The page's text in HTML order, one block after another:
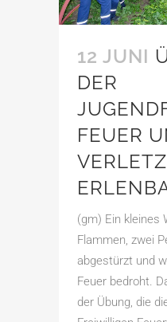
12 JUNI
DER
FEUER
(gm) Ein kleines
Flammen, zwei
abgestürzt und
Feuer bedroht.
der Übung, die